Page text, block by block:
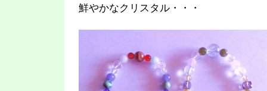
鮮やかなクリスタル・・・